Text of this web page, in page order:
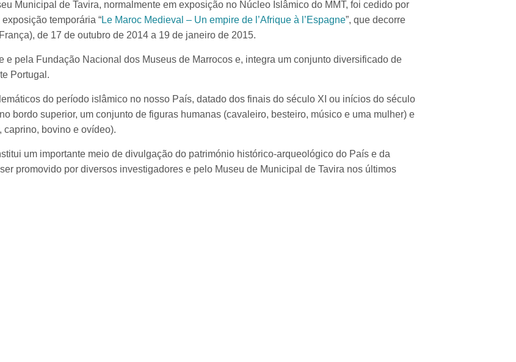
Municipal de Tavira, normalmente em exposição no Núcleo Islâmico do MMT, foi cedido por
temporária “Le Maroc Medieval – Un empire de l’Afrique à l’Espagne”, que decorre
de 17 de outubro de 2014 a 19 de janeiro de 2015.
e pela Fundação Nacional dos Museus de Marrocos e, integra um conjunto diversificado de
Portugal.
do período islâmico no nosso País, datado dos finais do século XI ou inícios do século
bordo superior, um conjunto de figuras humanas (cavaleiro, besteiro, músico e uma mulher) e
caprino, bovino e ovídeo).
um importante meio de divulgação do património histórico-arqueológico do País e da
promovido por diversos investigadores e pelo Museu de Municipal de Tavira nos últimos